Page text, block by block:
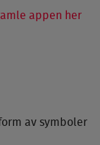
appen her
av symboler